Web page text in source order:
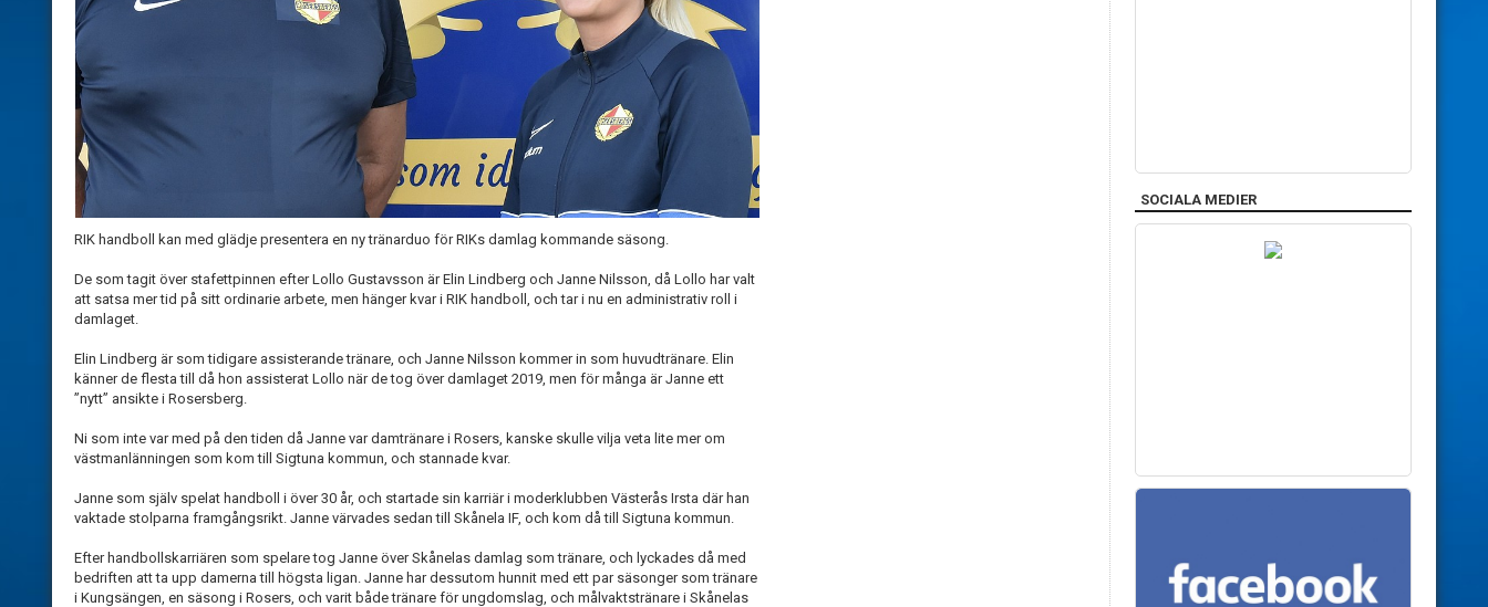
RIK handboll kan med glädje presentera en ny tränarduo för RIKs damlag kommande säsong.
De som tagit över stafettpinnen efter Lollo Gustavsson är Elin Lindberg och Janne Nilsson, då Lollo har valt
att satsa mer tid på sitt ordinarie arbete, men hänger kvar i RIK handboll, och tar i nu en administrativ roll i
damlaget.
Elin Lindberg är som tidigare assisterande tränare, och Janne Nilsson kommer in som huvudtränare. Elin
känner de flesta till då hon assisterat Lollo när de tog över damlaget 2019, men för många är Janne ett
”nytt” ansikte i Rosersberg.
Ni som inte var med på den tiden då Janne var damtränare i Rosers, kanske skulle vilja veta lite mer om
västmanlänningen som kom till Sigtuna kommun, och stannade kvar.
Janne som själv spelat handboll i över 30 år, och startade sin karriär i moderklubben Västerås Irsta där han
vaktade stolparna framgångsrikt. Janne värvades sedan till Skånela IF, och kom då till Sigtuna kommun.
Efter handbollskarriären som spelare tog Janne över Skånelas damlag som tränare, och lyckades då med
bedriften att ta upp damerna till högsta ligan. Janne har dessutom hunnit med ett par säsonger som tränare
i Kungsängen, en säsong i Rosers, och varit både tränare för ungdomslag, och målvaktstränare i Skånelas
SOCIALA MEDIER